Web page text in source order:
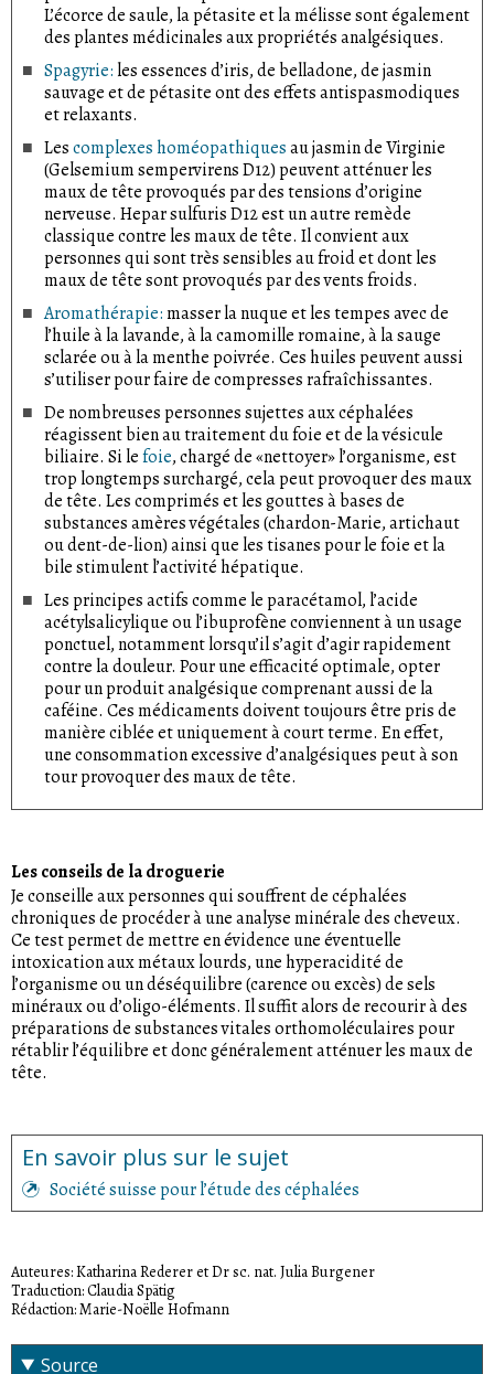
L’écorce de saule, la pétasite et la mélisse sont également
des plantes médicinales aux propriétés analgésiques.
Spagyrie: les essences d’iris, de belladone, de jasmin
sauvage et de pétasite ont des effets antispasmodiques
et relaxants.
Lescomplexes homéopathiquesau jasmin de Virginie
(Gelsemium sempervirens D12) peuvent atténuer les
maux de tête provoqués par des tensions d’origine
nerveuse. Hepar sulfuris D12 est un autre remède
classique contre les maux de tête. Il convient aux
personnes qui sont très sensibles au froid et dont les
maux de tête sont provoqués par des vents froids.
Aromathérapie:masser la nuque et les tempes avec de
l’huile à la lavande, à la camomille romaine, à la sauge
sclarée ou à la menthe poivrée. Ces huiles peuvent aussi
s’utiliser pour faire de compresses rafraîchissantes.
De nombreuses personnes sujettes aux céphalées
réagissent bien au traitement du foie et de la vésicule
biliaire. Si lefoie, chargé de «nettoyer» l’organisme, est
trop longtemps surchargé, cela peut provoquer des maux
de tête. Les comprimés et les gouttes à bases de
substances amères végétales (chardon-Marie, artichaut
ou dent-de-lion) ainsi que les tisanes pour le foie et la
bile stimulent l’activité hépatique.
Les principes actifs comme le paracétamol, l’acide
acétylsalicylique ou l’ibuprofène conviennent à un usage
ponctuel, notamment lorsqu’il s’agit d’agir rapidement
contre la douleur. Pour une efficacité optimale, opter
pour un produit analgésique comprenant aussi de la
caféine. Ces médicaments doivent toujours être pris de
manière ciblée et uniquement à court terme. En effet,
une consommation excessive d’analgésiques peut à son
tour provoquer des maux de tête.
Les conseils de la droguerie
Je conseille aux personnes qui souffrent de céphalées
chroniques de procéder à une analyse minérale des cheveux.
Ce test permet de mettre en évidence une éventuelle
intoxication aux métaux lourds, une hyperacidité de
l’organisme ou un déséquilibre (carence ou excès) de sels
minéraux ou d’oligo-éléments. Il suffit alors de recourir à des
préparations de substances vitales orthomoléculaires pour
rétablir l’équilibre et donc généralement atténuer les maux de
tête.
En savoir plus sur le sujet
Société suisse pour l’étude des céphalées
Auteures: Katharina Rederer et Dr sc. nat. Julia Burgener
Traduction: Claudia Spätig
Rédaction: Marie-Noëlle Hofmann
Source